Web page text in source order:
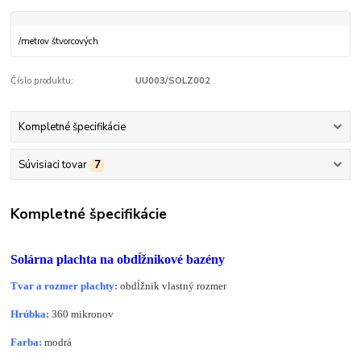
/metrov štvorcových
Číslo produktu: UU003/SOLZ002
Kompletné špecifikácie
Súvisiaci tovar 7
Kompletné špecifikácie
Solárna plachta na obdĺžnikové bazény
Tvar a rozmer plachty:obdĺžnik vlastný rozmer
Hrúbka: 360 mikronov
Farba:modrá